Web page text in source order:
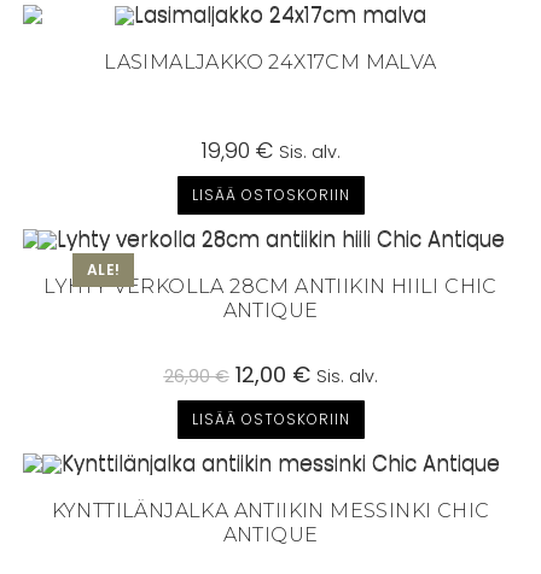
LASIMALJAKKO 24X17CM MALVA
19,90 € Sis. alv.
LISÄÄ OSTOSKORIIN
ALE!
LYHTY VERKOLLA 28CM ANTIIKIN HIILI CHIC
ANTIQUE
26,90€ Alkuperäinen
hinta
oli:
26,90 €.
12,00 €Nykyinen
hinta
on:
12,00 €.
Sis. alv.
LISÄÄ OSTOSKORIIN
KYNTTILÄNJALKA ANTIIKIN MESSINKI CHIC
ANTIQUE